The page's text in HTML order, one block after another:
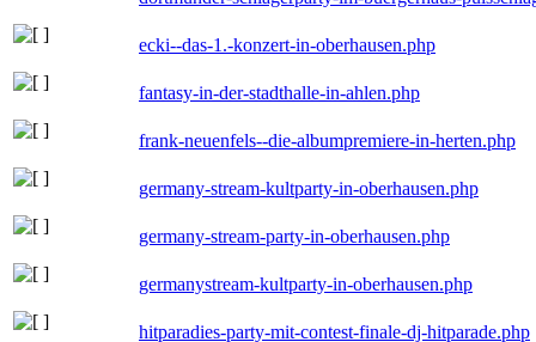
ecki--das-1.-konzert-in-oberhausen.php
fantasy-in-der-stadthalle-in-ahlen.php
frank-neuenfels--die-albumpremiere-in-herten.php
germany-stream-kultparty-in-oberhausen.php
germany-stream-party-in-oberhausen.php
germanystream-kultparty-in-oberhausen.php
hitparadies-party-mit-contest-finale-dj-hitparade.php